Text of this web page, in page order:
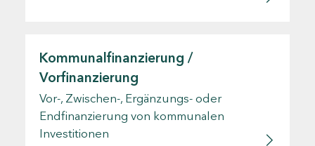
Kommunalfinanzierung /
Vorfinanzierung
Vor-, Zwischen-, Ergänzungs- oder
Endfinanzierung von kommunalen
Investitionen